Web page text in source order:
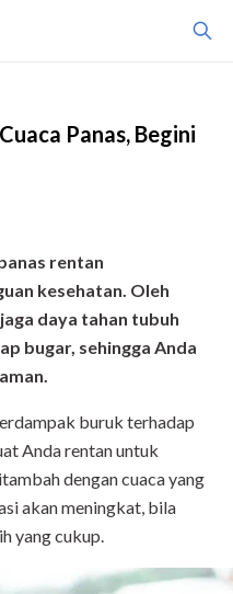
Panas, Begini
rentan
kesehatan. Oleh
daya tahan tubuh
bugar, sehingga Anda
buruk terhadap
Anda rentan untuk
dengan cuaca yang
akan meningkat, bila
yang cukup.